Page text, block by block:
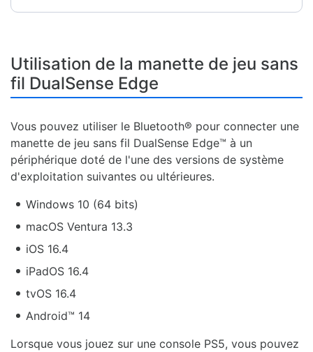
Utilisation de la manette de jeu sans
fil DualSense Edge
Vous pouvez utiliser le Bluetooth® pour connecter une
manette de jeu sans fil DualSense Edge™ à un
périphérique doté de l'une des versions de système
d'exploitation suivantes ou ultérieures.
Windows 10 (64 bits)
macOS Ventura 13.3
iOS 16.4
iPadOS 16.4
tvOS 16.4
Android™ 14
Lorsque vous jouez sur une console PS5, vous pouvez